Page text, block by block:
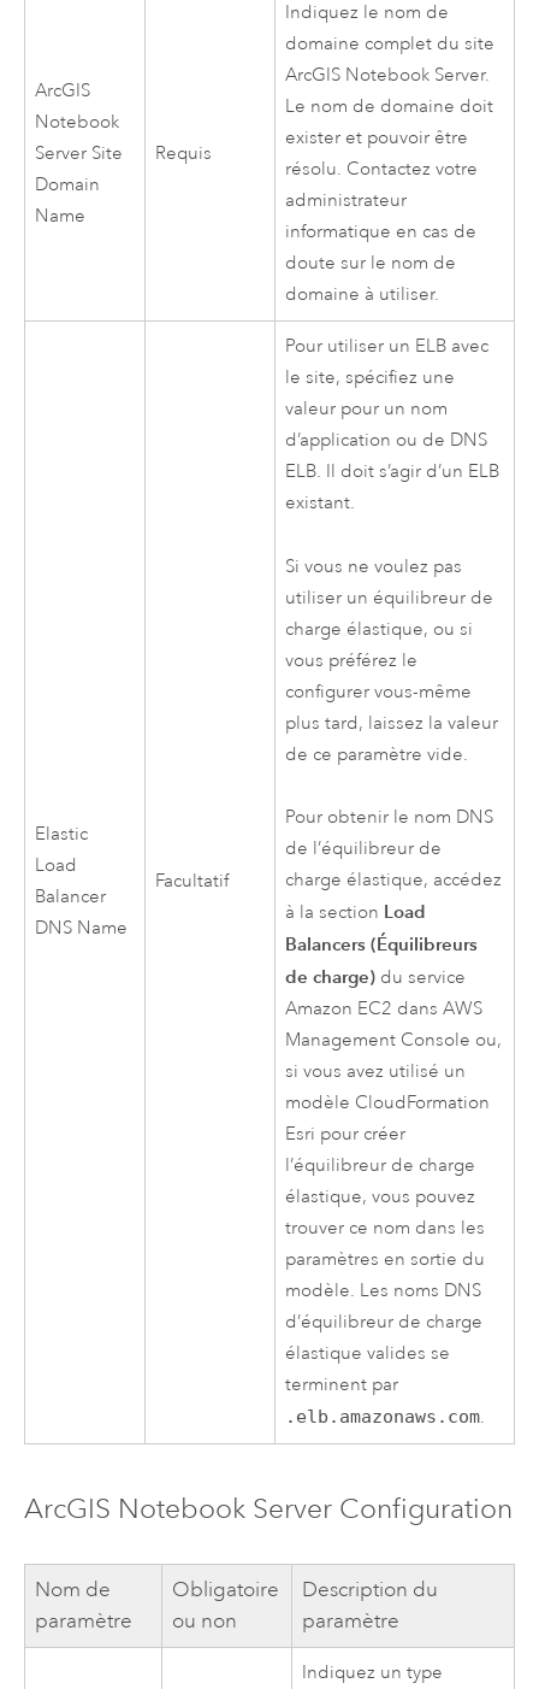
ArcGIS
Notebook
Server Site
Domain
Name
Requis
Indiquez le nom de
domaine complet du site
ArcGIS Notebook Server.
Le nom de domaine doit
exister et pouvoir être
résolu. Contactez votre
administrateur
informatique en cas de
doute sur le nom de
domaine à utiliser.
Elastic
Load
Balancer
DNS Name
Facultatif
Pour utiliser un ELB avec
le site, spécifiez une
valeur pour un nom
d’application ou de DNS
ELB. Il doit s’agir d’un ELB
existant.
Si vous ne voulez pas
utiliser un équilibreur de
charge élastique, ou si
vous préférez le
configurer vous-même
plus tard, laissez la valeur
de ce paramètre vide.
Pour obtenir le nom DNS
de l’équilibreur de
charge élastique, accédez
à la section Load
Balancers (Équilibreurs
de charge) du service
Amazon EC2 dansAWS
Management Console ou,
si vous avez utilisé un
modèle CloudFormation
Esri pour créer
l’équilibreur de charge
élastique, vous pouvez
trouver ce nom dans les
paramètres en sortie du
modèle. Les noms DNS
d’équilibreur de charge
élastique valides se
terminent par
.elb.amazonaws.com.
ArcGIS Notebook ServerConfiguration
Nom de
paramètre
Obligatoire
ou non
Description du
paramètre
Indiquez un type